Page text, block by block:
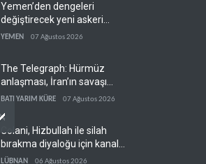
The Guardian: Trump’ın İran
stratejisi alay konusu oldu
BATI YARIM KÜRE
Yemen’den dengeleri
değiştirecek yeni askeri
denklem
YEMEN 07 Ağustos 2026
The Telegraph: Hürmüz
anlaşması, İran’ın savaşı
kazandığını gösteriyor
BATI YARIM KÜRE 07 Ağustos 2026
Colani, Hizbullah ile silah
bırakma diyaloğu için kanal
arıyor
LÜBNAN 06 Ağustos 2026